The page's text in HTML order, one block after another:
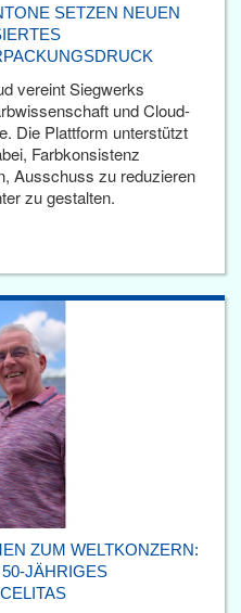
SETZEN NEUEN
F
vereint Siegwerks
und Cloud-
Die Plattform unterstützt
Farbkonsistenz
Ausschuss zu reduzieren
zu gestalten.
ZUM WELTKONZERN:
JÄHRIGES